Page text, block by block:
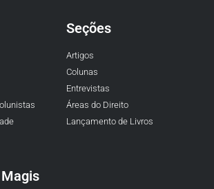
Seções
Artigos
Colunas
Entrevistas
Áreas do Direito
Lançamento de Livros